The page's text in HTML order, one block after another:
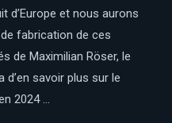
d’Europe et nous aurons
fabrication de ces
de Maximilian Röser, le
d’en savoir plus sur le
2024 …